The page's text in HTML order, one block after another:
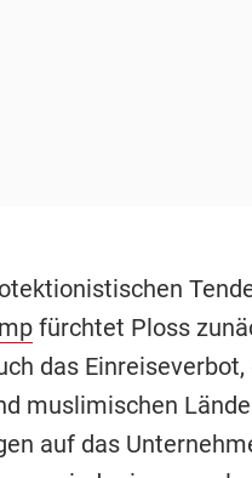
fürchtet Ploss
das
muslimischen
auf das